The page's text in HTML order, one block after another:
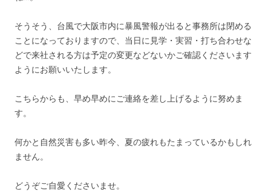
そうそう、台風で大阪市内に暴風警報が出ると事務所は閉める
ことになっておりますので、当日に見学・実習・打ち合わせな
どで来社される方は予定の変更などないかご確認くださいます
ようにお願いいたします。
こちらからも、早め早めにご連絡を差し上げるように努めま
す。
何かと自然災害も多い昨今、夏の疲れもたまっているかもしれ
ません。
どうぞご自愛くださいませ。